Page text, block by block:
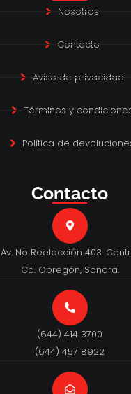
Nosotros
Contacto
Aviso de privacidad
Términos y
Política de
Contacto
Av. No Reelección 403.
Cd. Obregón, Sonora.
(644) 414 3700
(644) 457 8922